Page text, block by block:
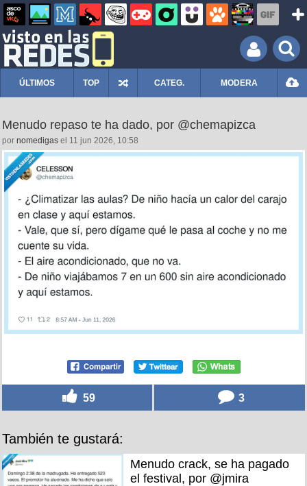
ÚLTIMOS TOP CATEG. MODERA
Menudo repaso te ha dado, por @chemapizca
por nomedigas el 11 jun 2026, 10:58
59 3
También te gustará:
Menudo crack, se ha pagado
el festival, por @jmira